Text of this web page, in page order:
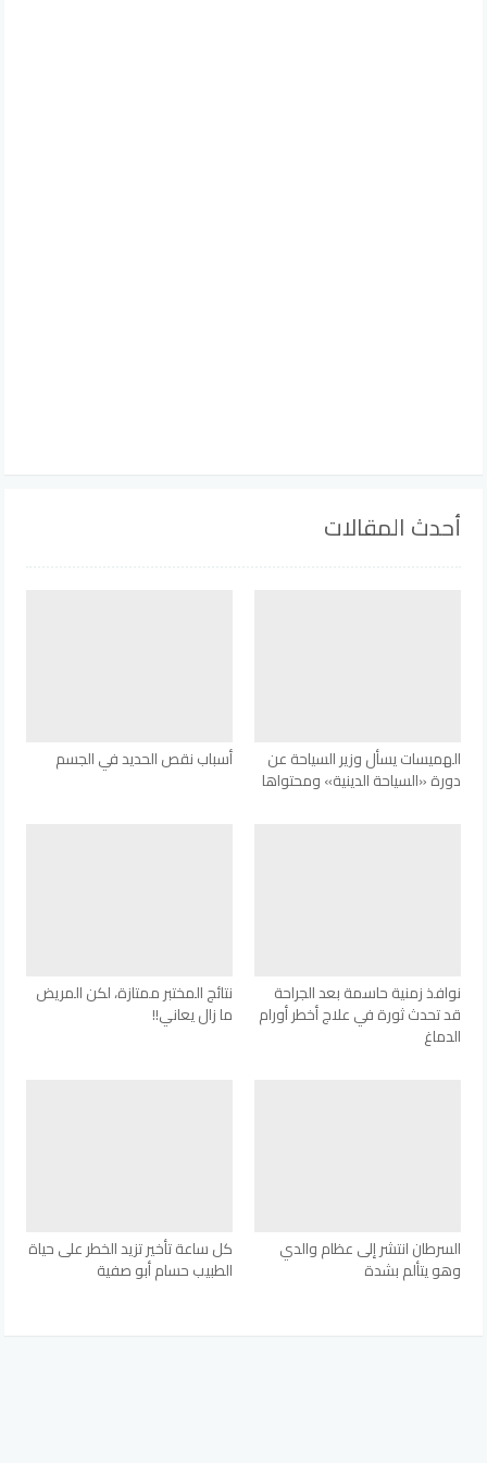
أحدث المقالات
الهميسات يسأل وزير السياحة عن
دورة «السياحة الدينية» ومحتواها
أسباب نقص الحديد في الجسم
نوافذ زمنية حاسمة بعد الجراحة
قد تحدث ثورة في علاج أخطر أورام
الدماغ
نتائج المختبر ممتازة، لكن المريض
ما زال يعاني!!
السرطان انتشر إلى عظام والدي
وهو يتألم بشدة
كل ساعة تأخير تزيد الخطر على حياة
الطبيب حسام أبو صفية